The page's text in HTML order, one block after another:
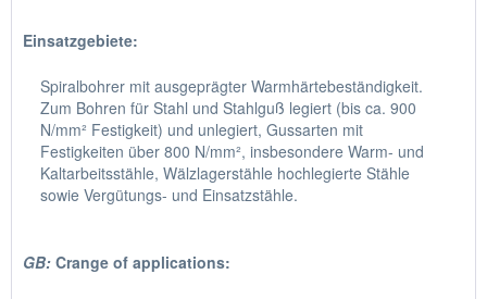
Einsatzgebiete:
Spiralbohrer mit ausgeprägter Warmhärtebeständigkeit.
Zum Bohren für Stahl und Stahlguß legiert (bis ca. 900
N/mm² Festigkeit) und unlegiert, Gussarten mit
Festigkeiten über 800 N/mm², insbesondere Warm- und
Kaltarbeitsstähle, Wälzlagerstähle hochlegierte Stähle
sowie Vergütungs- und Einsatzstähle.
GB: Crange of applications: